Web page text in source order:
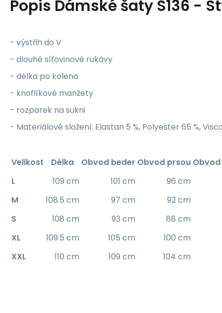
Popis Dámské šaty S136 -
- výstřih do V
- dlouhé síťovinové rukávy
- délka po kolena
- knoflíkové manžety
- rozparek na sukni
- Materiálové složení: Elastan 5 %, Polyester 65 %,
Velikost Délka Obvod beder Obvod prsou
L
109 cm 101 cm
96 cm
M
108.5 cm 97 cm
92 cm
S
108 cm 93 cm
88 cm
XL
109.5 cm 105 cm
100 cm
XXL
110 cm 109 cm 104 cm